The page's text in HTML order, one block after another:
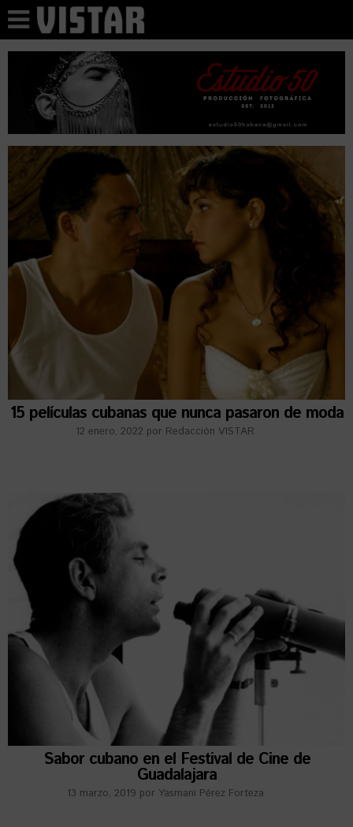
15 películas cubanas que nunca pasaron de moda
12 enero, 2022 por Redacción VISTAR
Sabor cubano en el Festival de Cine de
Guadalajara
13 marzo, 2019 por Yasmani Pérez Forteza